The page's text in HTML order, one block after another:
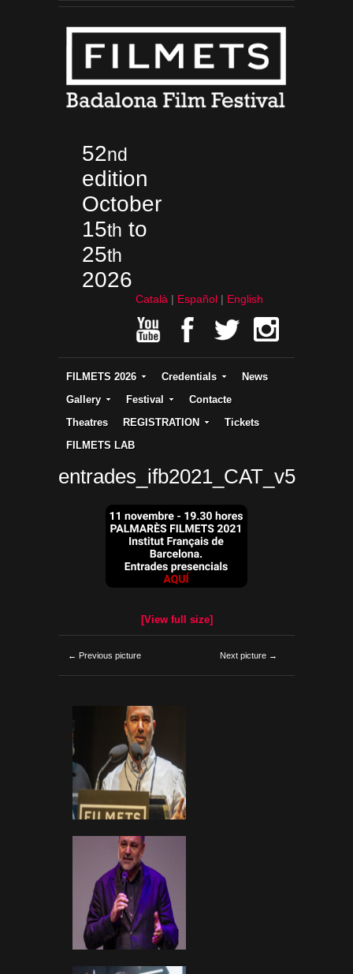
52nd
edition
October
15th to
25th
2026
Català Español English
FILMETS 2026 Credentials
News
Gallery
Festival
Contacte
Theatres
REGISTRATION
Tickets
FILMETS LAB
entrades_ifb2021_CAT_v5
[View full size]
← Previous picture Next picture →